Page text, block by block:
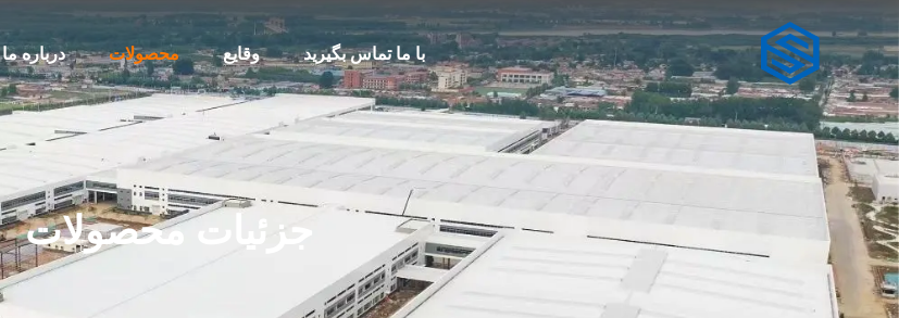
درباره ما محصولات وقایع با ما تماس بگیرید
جزئیات محصولات